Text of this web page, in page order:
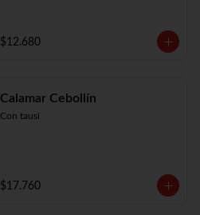
$12.680
Calamar Cebollín
Con tausí
$17.760